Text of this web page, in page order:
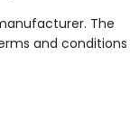
The
and conditions